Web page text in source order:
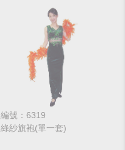
編號：6319
綠紗旗袍(單一套)